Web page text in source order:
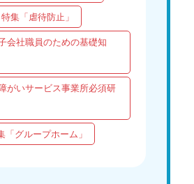
特集「虐待防止」
会社職員のための基礎知
がいサービス事業所必須研
「グループホーム」